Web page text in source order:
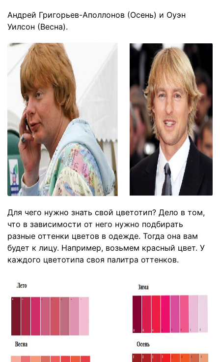
Андрей Григорьев-Аполлонов (Осень) и Оуэн
Уилсон (Весна).
Для чего нужно знать свой цветотип? Дело в том,
что в зависимости от него нужно подбирать
разные оттенки цветов в одежде. Тогда она вам
будет к лицу. Например, возьмем красный цвет. У
каждого цветотипа своя палитра оттенков.